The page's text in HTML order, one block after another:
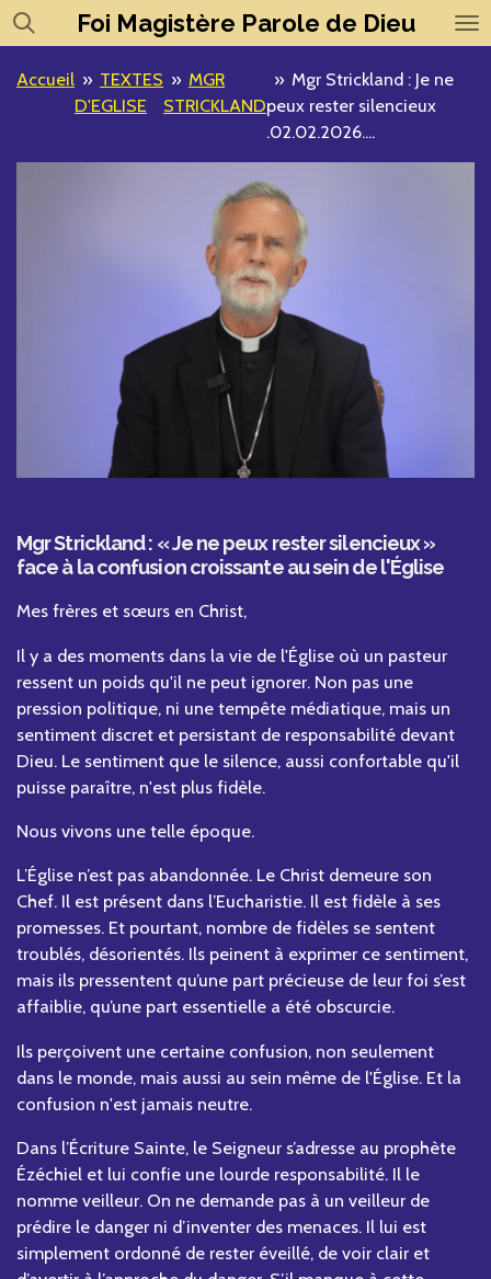
Passer
au
contenu
principal
Foi Magistère Parole de Dieu
Accueil » TEXTES
D'EGLISE
» MGR
STRICKLAND
» Mgr Strickland : Je ne
peux rester silencieux
.02.02.2026....
Mgr Strickland : « Je ne peux rester silencieux »
face à la confusion croissante au sein de l'Église
Mes frères et sœurs en Christ,
Il y a des moments dans la vie de l'Église où un pasteur
ressent un poids qu'il ne peut ignorer. Non pas une
pression politique, ni une tempête médiatique, mais un
sentiment discret et persistant de responsabilité devant
Dieu. Le sentiment que le silence, aussi confortable qu'il
puisse paraître, n'est plus fidèle.
Nous vivons une telle époque.
L’Église n’est pas abandonnée. Le Christ demeure son
Chef. Il est présent dans l’Eucharistie. Il est fidèle à ses
promesses. Et pourtant, nombre de fidèles se sentent
troublés, désorientés. Ils peinent à exprimer ce sentiment,
mais ils pressentent qu’une part précieuse de leur foi s’est
affaiblie, qu’une part essentielle a été obscurcie.
Ils perçoivent une certaine confusion, non seulement
dans le monde, mais aussi au sein même de l'Église. Et la
confusion n'est jamais neutre.
Dans l’Écriture Sainte, le Seigneur s’adresse au prophète
Ézéchiel et lui confie une lourde responsabilité. Il le
nomme veilleur. On ne demande pas à un veilleur de
prédire le danger ni d’inventer des menaces. Il lui est
simplement ordonné de rester éveillé, de voir clair et